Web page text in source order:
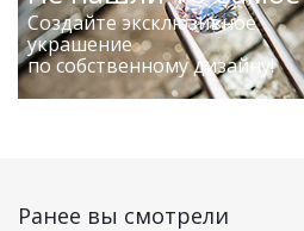
Создайте эксклюзивное
украшение
по собственному дизайну!
Ранее вы смотрели